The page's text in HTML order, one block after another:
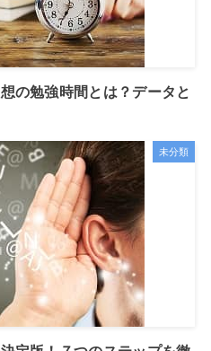
の勉強時間とは？データと
未分類